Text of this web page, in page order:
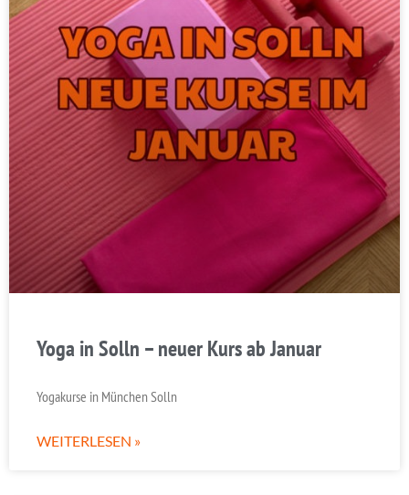
Yoga in Solln – neuer Kurs ab Januar
Yogakurse in München Solln
WEITERLESEN »